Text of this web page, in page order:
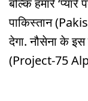
पाकिस्तान
देगा. नौसेना के
(Project-75